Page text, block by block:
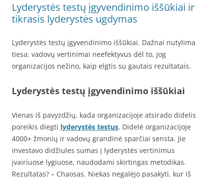
Lyderystės testų įgyvendinimo iššūkiai ir
tikrasis lyderystės ugdymas
Lyderystės testų įgyvendinimo iššūkiai. Dažnai nutylima
tiesa: vadovų vertinimai neefektyvus dėl to, jog
organizacijos nežino, kaip elgtis su gautais rezultatais.
Lyderystės testų įgyvendinimo iššūkiai
Vienas iš pavyzdžių, kada organizacijoje atsirado didelis
poreikis diegti lyderystės testus. Didelė organizacijoje
4000+ žmonių ir vadovų grandinė sparčiai sensta. Jie
investavo didžiules sumas į lyderystės vertinimus
įvairiuose lygiuose, naudodami skirtingas metodikas.
Rezultatas? – Chaosas. Niekas negalėjo pasakyti, kur iš